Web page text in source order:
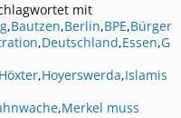
mit
,Bautzen,Berlin,BPE,Bürger
,Deutschland,Essen,G
Höxter,Hoyerswerda,Islamis
,Merkel muss